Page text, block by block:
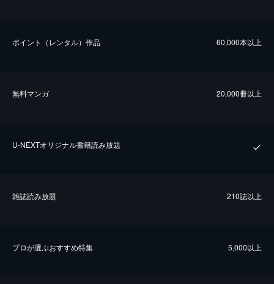
ポイント（レンタル）作品 60,000本以上
無料マンガ 20,000冊以上
U-NEXTオリジナル書籍読み放題
雑誌読み放題 210誌以上
プロが選ぶおすすめ特集 5,000以上